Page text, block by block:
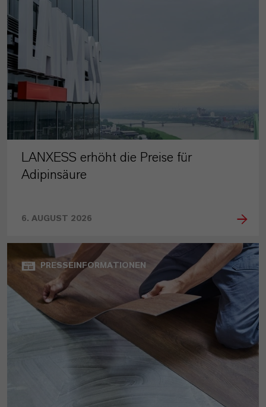
LANXESS erhöht die Preise für
Adipinsäure
6. AUGUST 2026
PRESSEINFORMATIONEN